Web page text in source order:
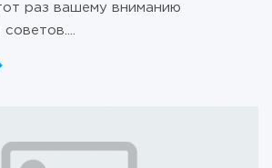
раз вашему вниманию